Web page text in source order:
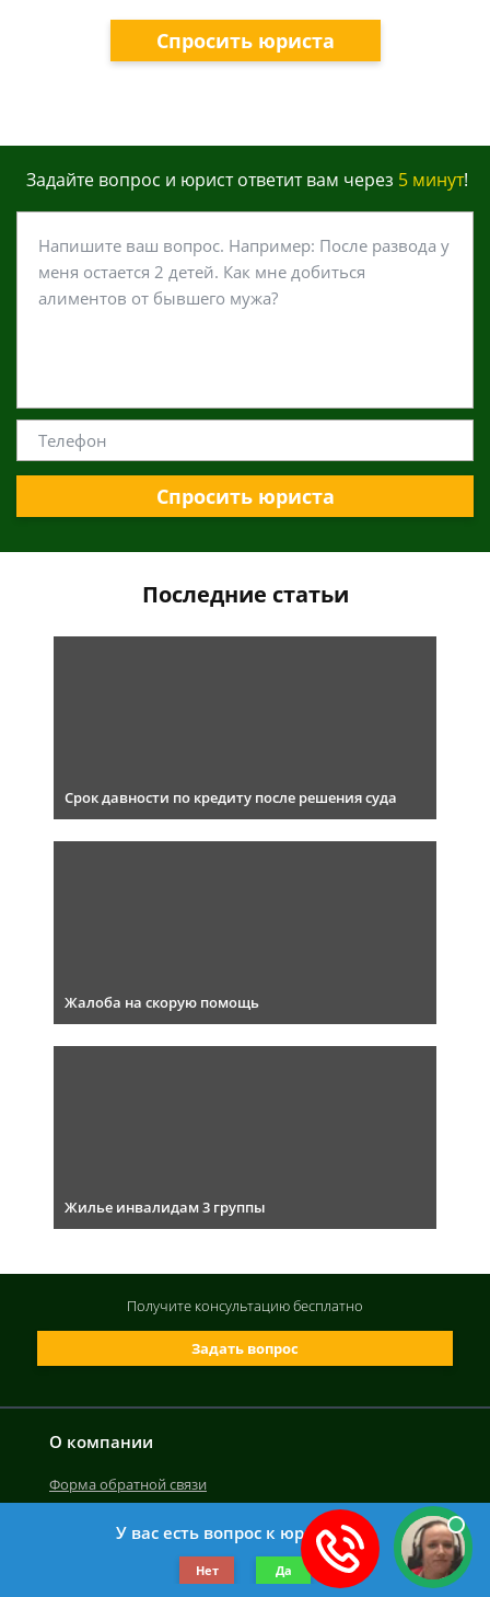
Спросить юриста
Задайте вопрос и юрист ответит вам через 5 минут!
Спросить юриста
Последние статьи
Срок давности по кредиту после решения суда
Жалоба на скорую помощь
Жилье инвалидам 3 группы
О компании
Форма обратной связи
©2019-2026 Все права защищены.
Задать вопрос
Получите консультациюбесплатно
У вас есть вопрос к юристу?
Нет Да